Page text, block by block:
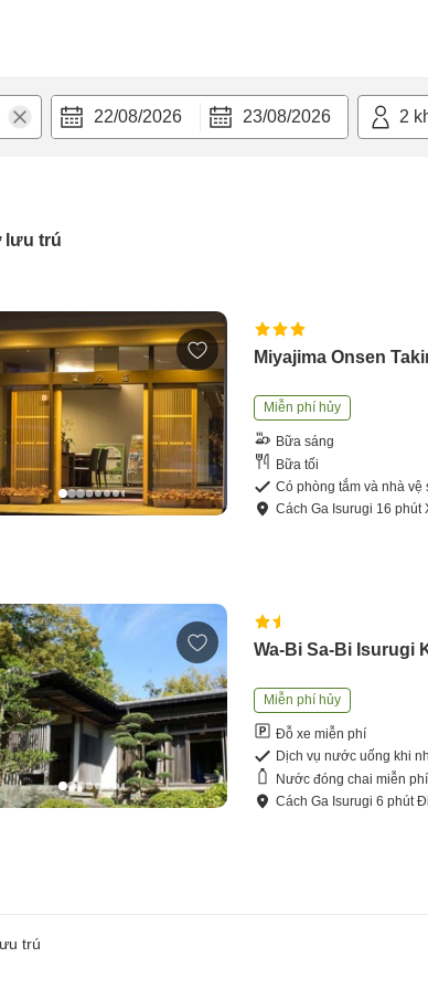
22/08/2026 23/08/2026 2
lưu trú
Miyajima Onsen
Miễn phí hủy
Bữa sáng
Bữa tối
Có phòng tắm và nhà vệ
CáchGa Isurugi 16 phút
Wa-Bi Sa-Bi Isurugi
Miễn phí hủy
Đỗ xe miễn phí
Dịch vụ nước uống khi
Nước đóng chai miễn phí
CáchGa Isurugi6 phút
trú